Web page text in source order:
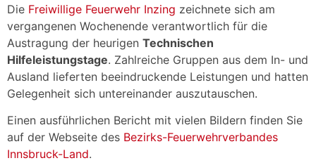
Die Freiwillige Feuerwehr Inzing zeichnete sich am
vergangenen Wochenende verantwortlich für die
Austragung der heurigen Technischen
Hilfeleistungstage. Zahlreiche Gruppen aus dem In- und
Ausland lieferten beeindruckende Leistungen und hatten
Gelegenheit sich untereinander auszutauschen.
Einen ausführlichen Bericht mit vielen Bildern finden Sie
auf der Webseite des Bezirks-Feuerwehrverbandes
Innsbruck-Land.